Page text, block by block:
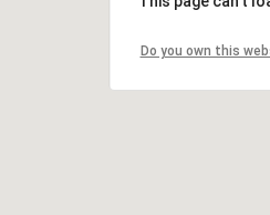
Do you own this